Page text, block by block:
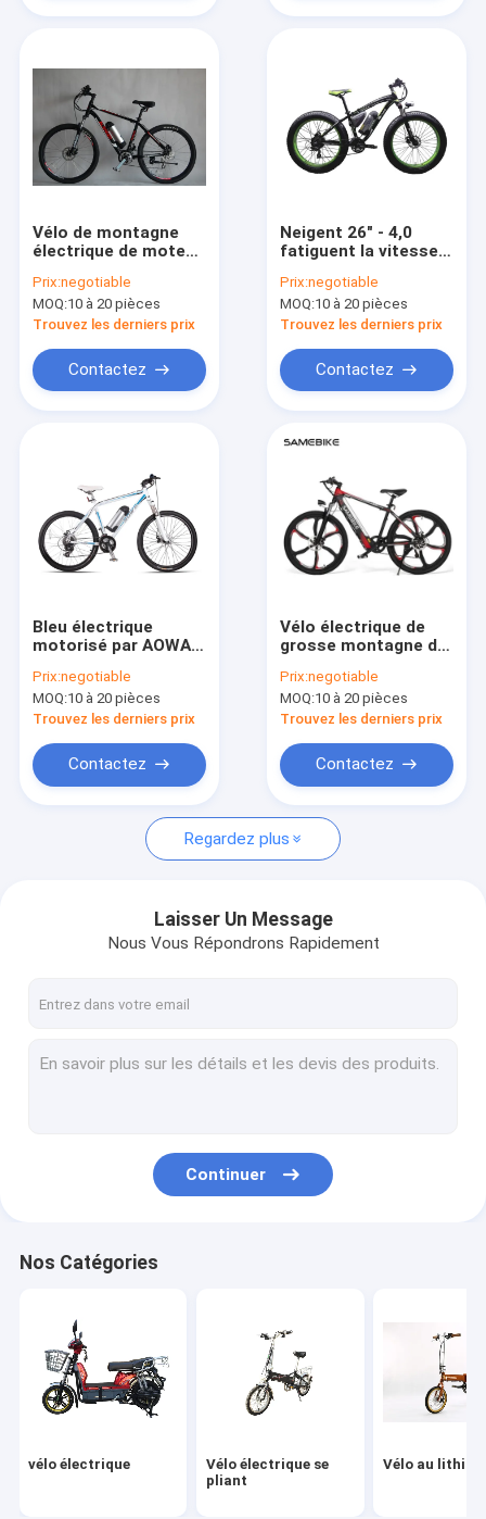
Vidéos
Au sujet de nous
Contactez-nous
Demandez une citation
vélo électrique
Vélo au lithium
vélo électrique de montagne
Motos électriques
Pièces de vélo
pièces électriques de scooter
Pièces électriques de moto
Vélo de montagne
électrique de moteur
montagne de vélo
suspension sans
brosse de noir de
Prix:negotiable
MOQ:10 à 20 pièces
Trouvez les derniers prix
Contactez
Neigent 26" - 4,0
fatiguent la vitesse
48V 500W SHIMANO
21 d'arrière de vélo
de montagne
Prix:negotiable
MOQ:10 à 20 pièces
Trouvez les derniers prix
Contactez
Bleu électrique
motorisé par AOWA
outre de vélo de
montagne électrique
de route
Prix:negotiable
MOQ:10 à 20 pièces
Trouvez les derniers prix
Contactez
Vélo électrique de
grosse montagne de
85km avec le PAS
Prix:negotiable
MOQ:10 à 20 pièces
Trouvez les derniers prix
Contactez
Regardez plus
Laisser Un Message
Nous Vous Répondrons Rapidement
Continuer
Nos Catégories
vélo électrique
Vélo électrique se
pliant
Vélo au